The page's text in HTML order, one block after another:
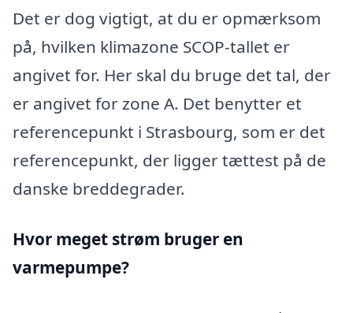
Det er dog vigtigt, at du er opmærksom
på, hvilken klimazone SCOP-tallet er
angivet for. Her skal du bruge det tal, der
er angivet for zone A. Det benytter et
referencepunkt i Strasbourg, som er det
referencepunkt, der ligger tættest på de
danske breddegrader.
Hvor meget strøm bruger en
varmepumpe?